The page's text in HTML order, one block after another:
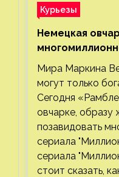
Курьезы
Немецкая
или миф
Мира Маркина
могут только
Сегодня
овчарке, образу
позавидовать
сериала
сериала
стоит сказать,